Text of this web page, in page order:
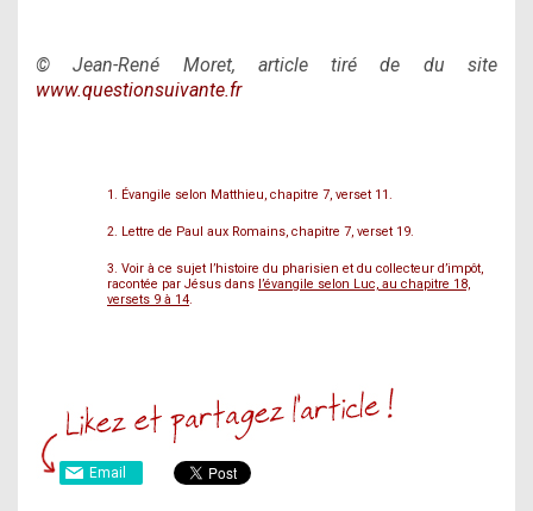
© Jean-René Moret, article tiré de du site
www.questionsuivante.fr
1. Évangile selon Matthieu, chapitre 7, verset 11.
2. Lettre de Paul aux Romains, chapitre 7, verset 19.
3. Voir à ce sujet l’histoire du pharisien et du collecteur d’impôt,
racontée par Jésus dans l’évangile selon Luc, au chapitre 18,
versets 9 à 14.
Email